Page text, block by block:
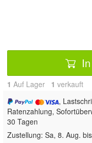
1 Auf Lager 1 verkauft
,
Ratenzahlung,
30 Tagen
Zustellung: Sa, 8. Aug.